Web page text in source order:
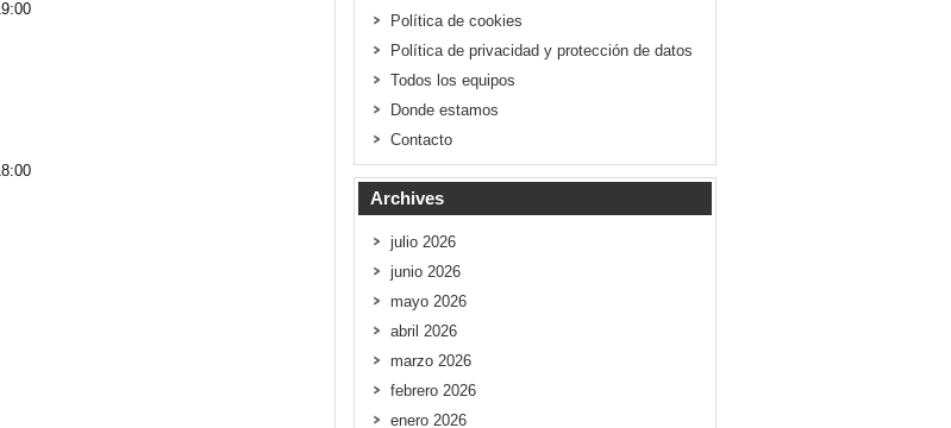
Política de cookies
Política de privacidad y protección de datos
Todos los equipos
Donde estamos
Contacto
Archives
julio 2026
junio 2026
mayo 2026
abril 2026
marzo 2026
febrero 2026
enero 2026